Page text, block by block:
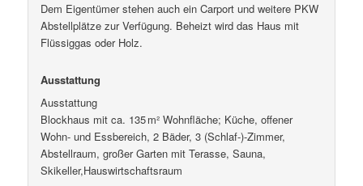
Dem Eigentümer stehen auch ein Carport und weitere PKW
Abstellplätze zur Verfügung. Beheizt wird das Haus mit
Flüssiggas oder Holz.
Ausstattung
Ausstattung
Blockhaus mit ca. 135 m² Wohnfläche; Küche, offener
Wohn- und Essbereich, 2 Bäder, 3 (Schlaf-)-Zimmer,
Abstellraum, großer Garten mit Terasse, Sauna,
Skikeller,Hauswirtschaftsraum